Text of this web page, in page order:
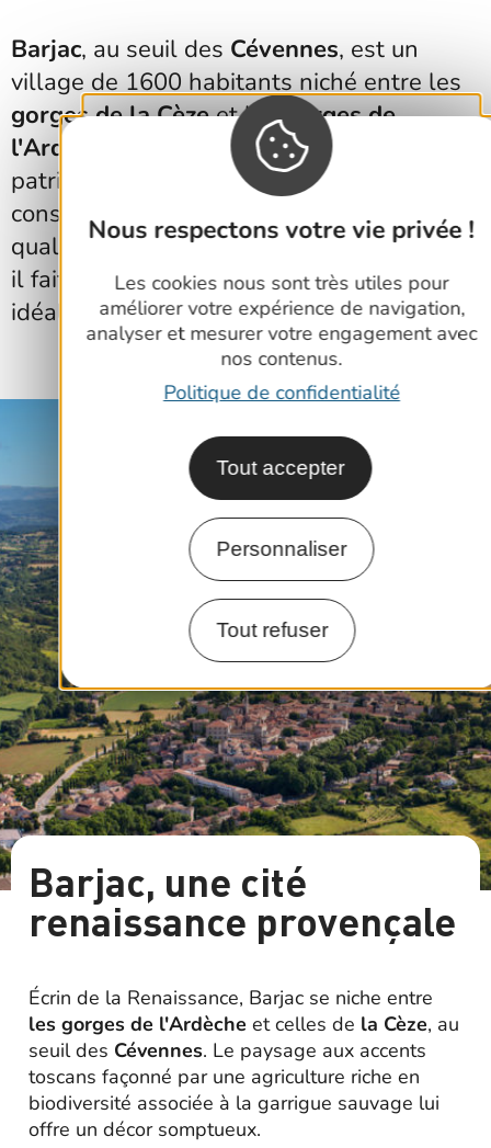
Nous respectons votre vie privée !
Les cookies nous sont très utiles pour
améliorer votre expérience de navigation,
analyser et mesurer votre engagement avec
nos contenus.
Politique de confidentialité
Tout accepter
Personnaliser
Tout refuser
Barjac, au seuil des Cévennes, est un
village de 1600 habitants niché entre les
gorges de la Cèzeet les gorges de
l'Ardèche
. Ses paysages de garrigue, son
patrimoine exceptionnellement bien
conservé et restauré, allié à une attirante
qualité de vie, font de ce village un lieu où
il fait bon vivre et un lieu de vacances
idéal.
Barjac, une cité
renaissance provençale
Écrin de la Renaissance, Barjac se niche entre
les gorges de l'Ardèche et celles de la Cèze, au
seuil des Cévennes. Le paysage aux accents
toscans façonné par une agriculture riche en
biodiversité associée à la garrigue sauvage lui
offre un décor somptueux.